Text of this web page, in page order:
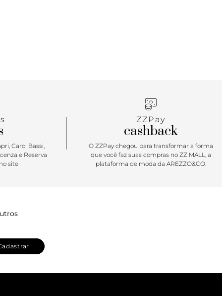
Carol Bassi,
e Reserva
site
ZZPay
cashback
O ZZPay chegou para transformar a forma
que você faz suas compras no ZZ MALL, a
plataforma de moda da AREZZO&CO.